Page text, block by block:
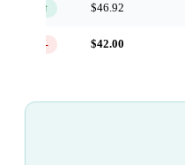
$46.92 ↑ فوق
$42.00